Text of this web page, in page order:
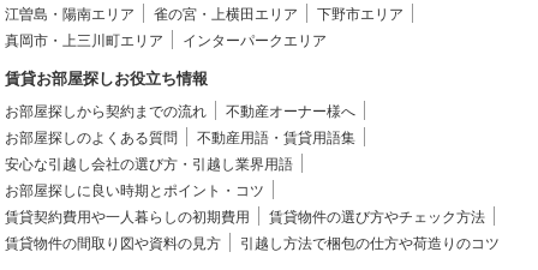
江曽島・陽南エリア
雀の宮・上横田エリア
下野市エリア
真岡市・上三川町エリア
インターパークエリア
賃貸お部屋探しお役立ち情報
お部屋探しから契約までの流れ
不動産オーナー様へ
お部屋探しのよくある質問
不動産用語・賃貸用語集
安心な引越し会社の選び方・引越し業界用語
お部屋探しに良い時期とポイント・コツ
賃貸契約費用や一人暮らしの初期費用
賃貸物件の選び方やチェック方法
賃貸物件の間取り図や資料の見方
引越し方法で梱包の仕方や荷造りのコツ